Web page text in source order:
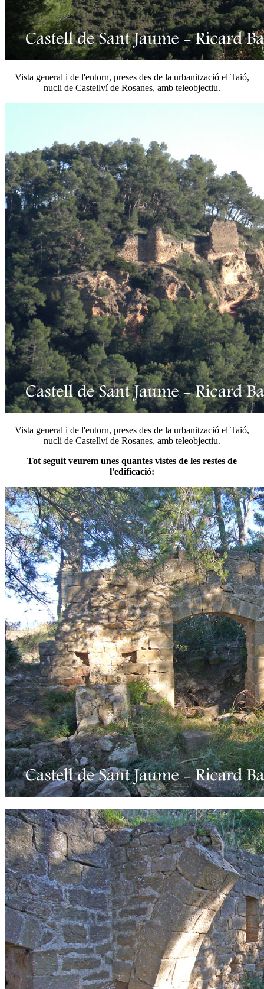
Vista general i de l'entorn, preses des de la urbanització el Taió,
nucli de Castellví de Rosanes, amb teleobjectiu.
Vista general i de l'entorn, preses des de la urbanització el Taió,
nucli de Castellví de Rosanes, amb teleobjectiu.
Tot seguit veurem unes quantes vistes de les restes de
l'edificació: